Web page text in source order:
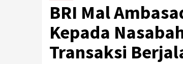
BRI Mal
Kepada
Transaksi